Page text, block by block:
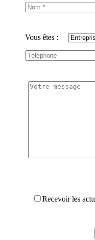
Vous êtes :
Recevoir les